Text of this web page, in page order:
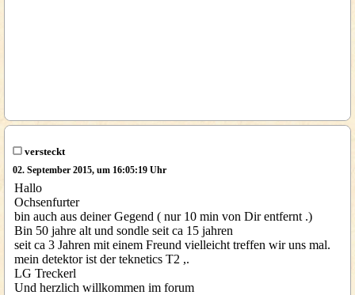
versteckt
02. September 2015, um 16:05:19 Uhr
Hallo
Ochsenfurter
bin auch aus deiner Gegend ( nur 10 min von Dir entfernt .)
Bin 50 jahre alt und sondle seit ca 15 jahren
seit ca 3 Jahren mit einem Freund vielleicht treffen wir uns mal.
mein detektor ist der teknetics T2 ,.
LG Treckerl
Und herzlich willkommen im forum